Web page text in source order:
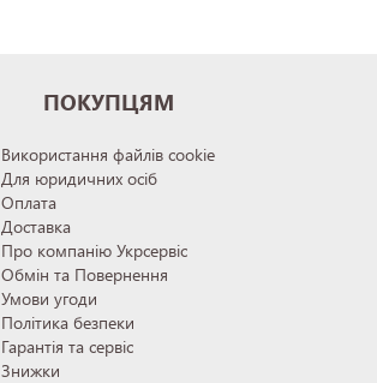
ПОКУПЦЯМ
Використання файлів cookie
Для юридичних осіб
Оплата
Доставка
Про компанію Укрсервіс
Обмін та Повернення
Умови угоди
Політика безпеки
Гарантія та сервіс
Знижки